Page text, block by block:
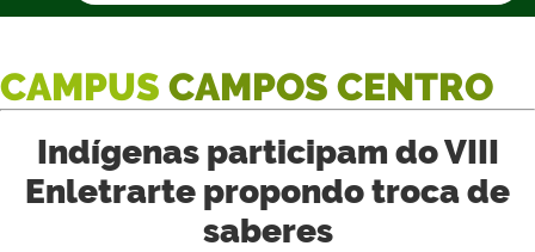
CAMPUS CAMPOS CENTRO
Indígenas participam do VIII
Enletrarte propondo troca de
saberes